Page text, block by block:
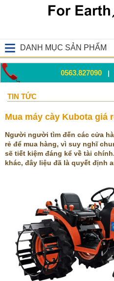
DANH MỤC SẢN PHẨM
0563.827090|
TIN TỨC
Mua máy cày Kubota giá
Người người tìm đến các cửa
rẻ để mua hàng, vì suy nghĩ
sẽ tiết kiệm đáng kể về tài
khác, đây liệu đã là quyết định